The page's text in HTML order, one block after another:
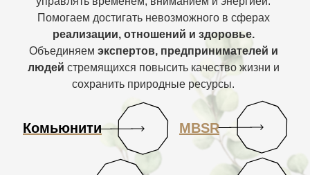
Помогаем достигать невозможного в сферах
реализации, отношений и здоровье.
Объединяем экспертов, предпринимателей и
людей стремящихся повысить качество жизни и
сохранить природные ресурсы.
Комьюнити MBSR